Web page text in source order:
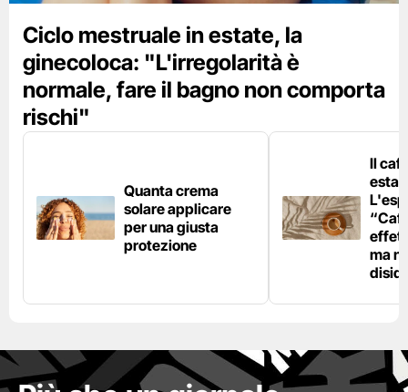
Ciclo mestruale in estate, la
ginecoloca: "L'irregolarità è
normale, fare il bagno non comporta
rischi"
Quanta crema
solare applicare
per una giusta
protezione
Il
ma